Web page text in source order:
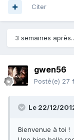
Citer
3 semaines
gwen56
Posté(e) 27
Le 22/12/
Bienvenue à toi !